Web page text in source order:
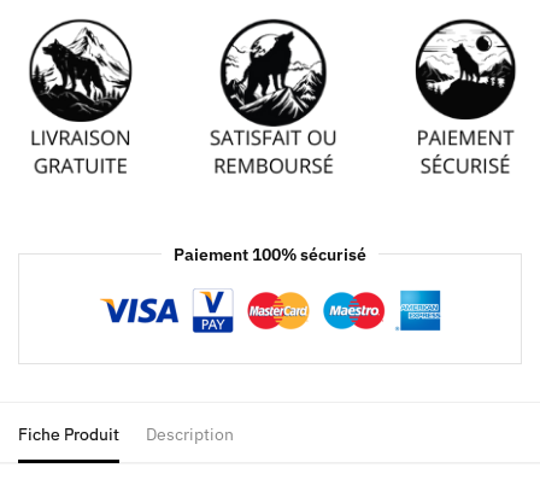
Paiement 100% sécurisé
Fiche Produit Description